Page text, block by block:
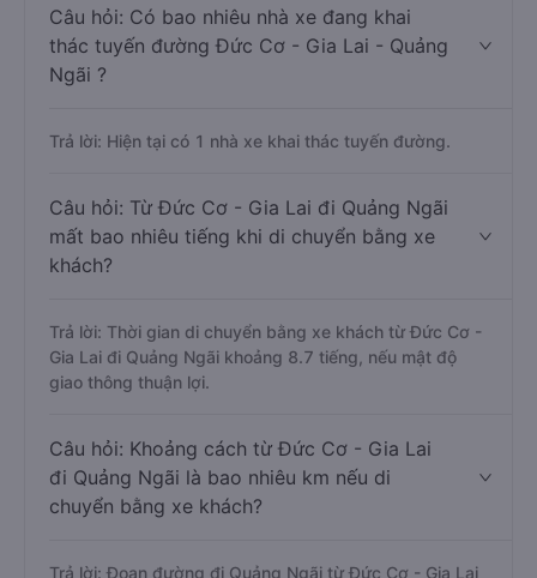
Câu hỏi: Có bao nhiêu nhà xe đang khai
thác tuyến đường Đức Cơ - Gia Lai - Quảng
Ngãi ?
Trả lời: Hiện tại có 1 nhà xe khai thác tuyến đường.
Câu hỏi: Từ Đức Cơ - Gia Lai đi Quảng Ngãi
mất bao nhiêu tiếng khi di chuyển bằng xe
khách?
Trả lời: Thời gian di chuyển bằng xe khách từ Đức Cơ -
Gia Lai đi Quảng Ngãi khoảng 8.7 tiếng, nếu mật độ
giao thông thuận lợi.
Câu hỏi: Khoảng cách từ Đức Cơ - Gia Lai
đi Quảng Ngãi là bao nhiêu km nếu di
chuyển bằng xe khách?
Trả lời: Đoạn đường đi Quảng Ngãi từ Đức Cơ - Gia Lai